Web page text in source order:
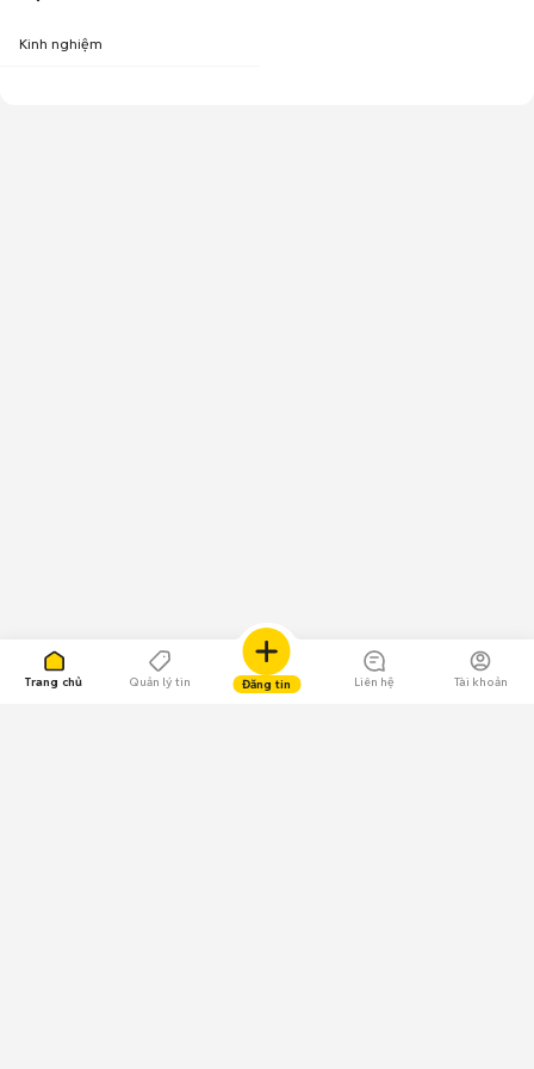
Trang chủ Quản lý tin Đăng tin Liên hệ Tài khoản
Kinh nghiệm